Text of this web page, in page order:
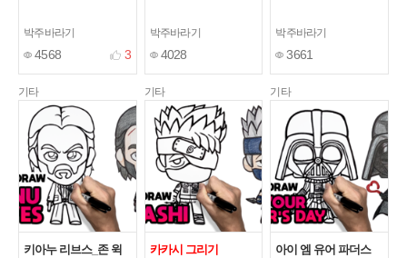
박주바라기
4568 3
박주바라기
4028
박주바라기
3661
기타
키아누 리브스_존 윅
기타
카카시 그리기
기타
아이 엠 유어 파더스